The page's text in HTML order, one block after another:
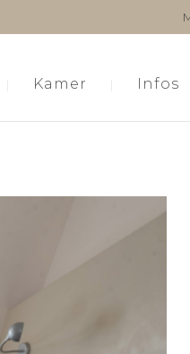
Kamer Infos